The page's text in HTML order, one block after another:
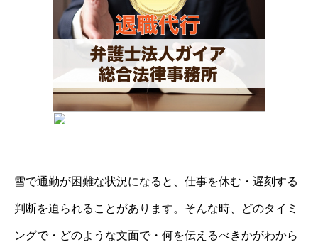
雪で通勤が困難な状況になると、仕事を休む・遅刻する
判断を迫られることがあります。そんな時、どのタイミ
ングで・どのような文面で・何を伝えるべきかがわから